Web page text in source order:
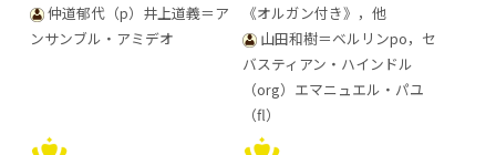
仲道郁代（p）井上道義＝ア
ンサンブル・アミデオ
《オルガン付き》，他
山田和樹＝ベルリンpo，セ
バスティアン・ハインドル
（org）エマニュエル・パユ
（fl）